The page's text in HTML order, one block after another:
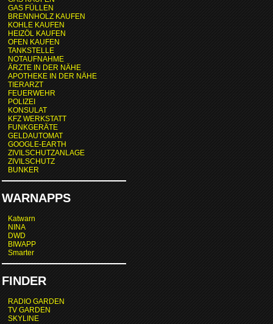
GAS FÜLLEN
BRENNHOLZ KAUFEN
KOHLE KAUFEN
HEIZÖL KAUFEN
OFEN KAUFEN
TANKSTELLE
NOTAUFNAHME
ÄRZTE IN DER NÄHE
APOTHEKE IN DER NÄHE
TIERARZT
FEUERWEHR
POLIZEI
KONSULAT
KFZ WERKSTATT
FUNKGERÄTE
GELDAUTOMAT
GOOGLE-EARTH
ZIVILSCHUTZANLAGE
ZIVILSCHUTZ
BUNKER
WARNAPPS
Katwarn
NINA
DWD
BIWAPP
Smarter
FINDER
RADIO GARDEN
TV GARDEN
SKYLINE